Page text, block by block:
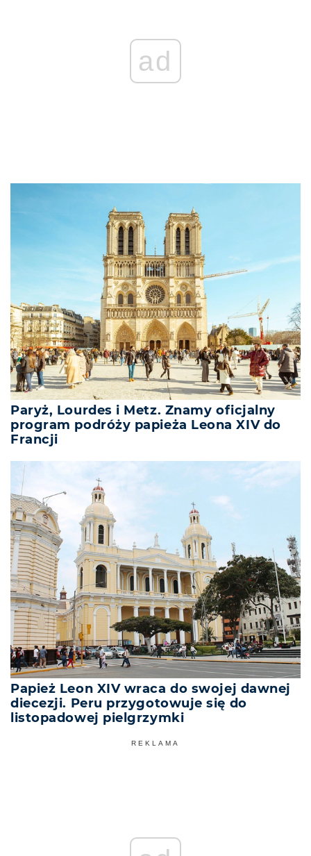
ad
Paryż, Lourdes i Metz. Znamy oficjalny
program podróży papieża Leona XIV do
Francji
Papież Leon XIV wraca do swojej dawnej
diecezji. Peru przygotowuje się do
listopadowej pielgrzymki
REKLAMA